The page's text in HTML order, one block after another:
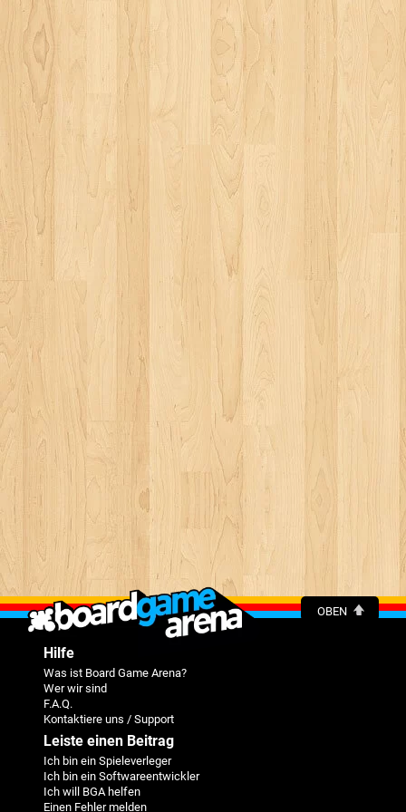
OBEN
Hilfe
Was ist Board Game Arena?
Wer wir sind
F.A.Q.
Kontaktiere uns / Support
Leiste einen Beitrag
Ich bin ein Spieleverleger
Ich bin ein Softwareentwickler
Ich will BGA helfen
Einen Fehler melden